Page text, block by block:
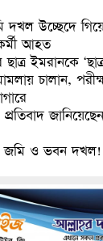
দখল উচ্ছেদে
আহত
ইমরানকে
চালান,
প্রতিবাদ
জমি ও ভবন দখল!